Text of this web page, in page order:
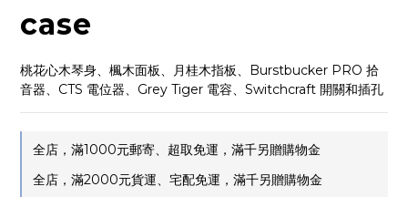
case
桃花心木琴身、楓木面板、月桂木指板、Burstbucker PRO 拾
音器、CTS 電位器、Grey Tiger 電容、Switchcraft 開關和插孔
全店，滿1000元郵寄、超取免運，滿千另贈購物金
全店，滿2000元貨運、宅配免運，滿千另贈購物金